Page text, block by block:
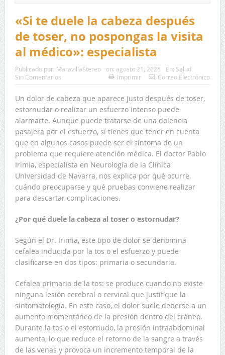
«Si te duele la cabeza después
de toser, no pospongas la visita
al médico»: especialista
Publicado por: MaravillaStereo on: agosto 21, 2025 En: Salud
Sin Comentarios
Imprimir Correo Electrónico
Un dolor de cabeza que aparece justo después de toser,
estornudar o realizar un esfuerzo intenso puede
alarmarte. Aunque puede tratarse de una dolencia
pasajera por el esfuerzo, sí tienes que tener en cuenta
que en algunos casos puede ser el síntoma de un
problema que requiere atención médica. El doctor Pablo
Irimia, especialista en Neurología de la Clínica
Universidad de Navarra, nos explica por qué ocurre,
cuándo preocuparse y qué pruebas conviene realizar
para descartar complicaciones.
¿Por qué duele la cabeza al toser o estornudar?
Según el Dr. Irimia, este tipo de dolor se denomina
cefalea inducida por la tos o el esfuerzo y puede
clasificarse en dos tipos: primaria o secundaria.
Cefalea primaria de la tos: se produce cuando no existe
ninguna lesión cerebral o cervical que justifique la
sintomatología. En este caso, el dolor suele deberse a un
aumento momentáneo de la presión dentro del cráneo.
Durante la tos o el estornudo, la presión intraabdominal
aumenta, lo que reduce el retorno de la sangre a través
de las venas y provoca un incremento temporal de la